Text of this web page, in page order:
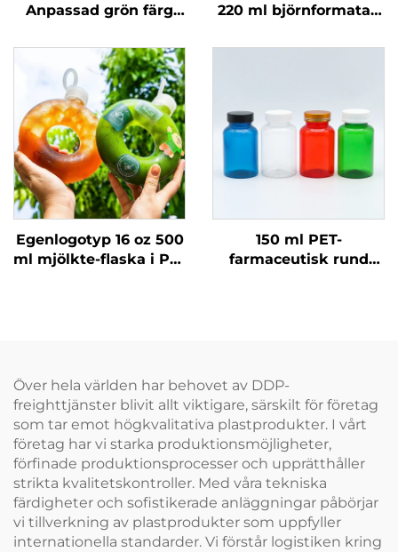
Anpassad grön färg
sprayflaska för parfym
220 ml björnformatad
tvättflaska Barns
Egenlogotyp 16 oz 500
ml mjölkte-flaska i PP-
150 ml PET-
farmaceutisk rund
Över hela världen har behovet av DDP-
freighttjänster blivit allt viktigare, särskilt för företag
som tar emot högkvalitativa plastprodukter. I vårt
företag har vi starka produktionsmöjligheter,
förfinade produktionsprocesser och upprätthåller
strikta kvalitetskontroller. Med våra tekniska
färdigheter och sofistikerade anläggningar påbörjar
vi tillverkning av plastprodukter som uppfyller
internationella standarder. Vi förstår logistiken kring